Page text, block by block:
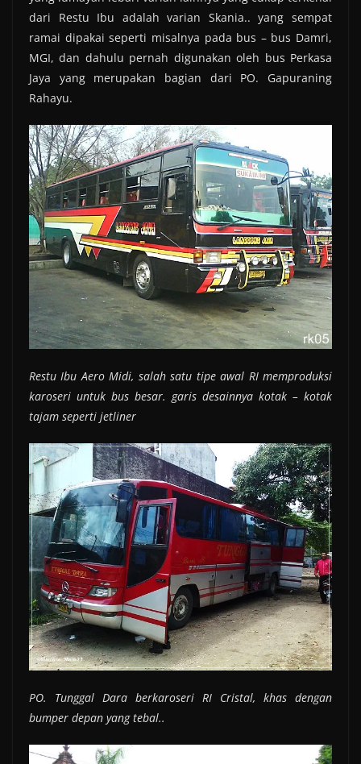
dari Restu Ibu adalah varian Skania.. yang sempat
ramai dipakai seperti misalnya pada bus – bus Damri,
MGI, dan dahulu pernah digunakan oleh bus Perkasa
Jaya yang merupakan bagian dari PO. Gapuraning
Rahayu.
Restu Ibu Aero Midi, salah satu tipe awal RI memproduksi
karoseri untuk bus besar. garis desainnya kotak – kotak
tajam seperti jetliner
PO. Tunggal Dara berkaroseri RI Cristal, khas dengan
bumper depan yang tebal..